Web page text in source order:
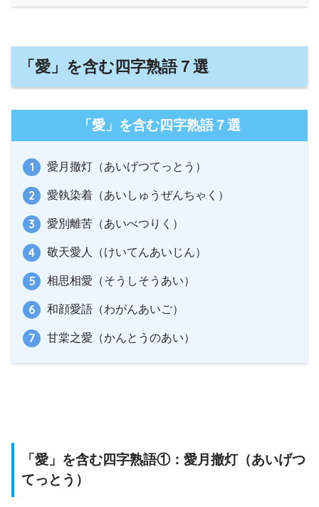
「愛」を含む四字熟語７選
「愛」を含む四字熟語７選
愛月撤灯（あいげつてっとう）
愛執染着（あいしゅうぜんちゃく）
愛別離苦（あいべつりく）
敬天愛人（けいてんあいじん）
相思相愛（そうしそうあい）
和顔愛語（わがんあいご）
甘棠之愛（かんとうのあい）
「愛」を含む四字熟語①：愛月撤灯（あいげつ
てっとう）